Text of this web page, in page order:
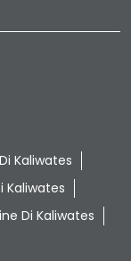
Kaliwates
Kaliwates
Di Kaliwates